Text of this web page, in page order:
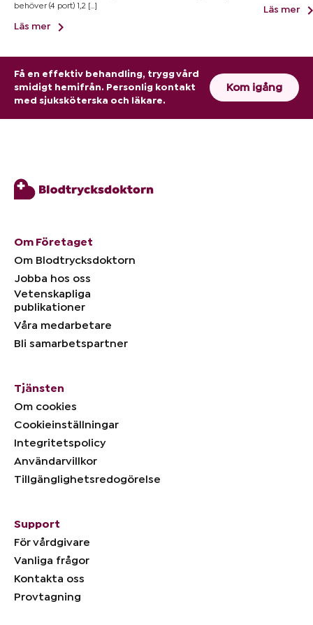
behöver (4 port) 1,2 […]
Läs mer
Läs mer
Få en effektiv behandling, trygg vård
smidigt hemifrån. Personlig kontakt
med sjuksköterska och läkare.
Kom igång
Om Företaget
Om Blodtrycksdoktorn
Jobba hos oss
Vetenskapliga
publikationer
Våra medarbetare
Bli samarbetspartner
Tjänsten
Om cookies
Cookieinställningar
Integritetspolicy
Användarvillkor
Tillgänglighetsredogörelse
Support
För vårdgivare
Vanliga frågor
Kontakta oss
Provtagning